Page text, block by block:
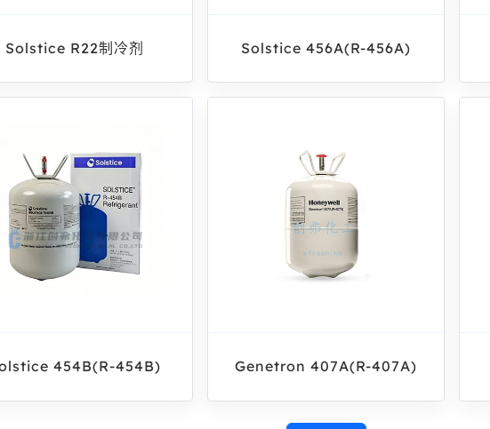
Solstice R22制冷剂 Solstice 456A(R-456A)
454B(R‑454B) Genetron 407A(R-407A)